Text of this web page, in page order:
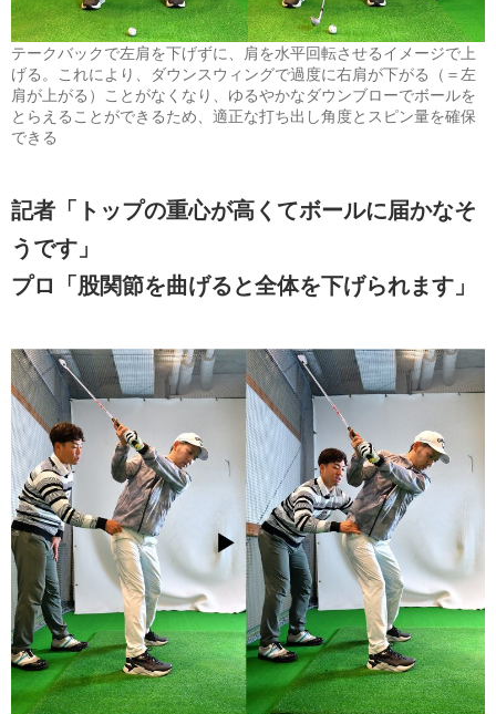
テークバックで左肩を下げずに、肩を水平回転させるイメージで上
げる。これにより、ダウンスウィングで過度に右肩が下がる（＝左
肩が上がる）ことがなくなり、ゆるやかなダウンブローでボールを
とらえることができるため、適正な打ち出し角度とスピン量を確保
できる
記者「トップの重心が高くてボールに届かなそ
うです」
プロ「股関節を曲げると全体を下げられます」